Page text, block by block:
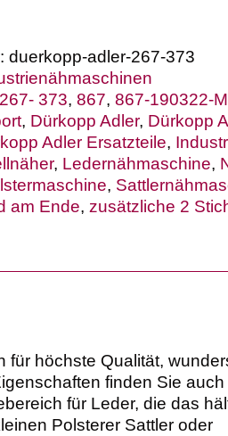
duerkopp-adler-267-373
267- 373, 867, 867-190322-M
, Dürkopp Adler, Dürkopp
Adler Ersatzteile,
, Ledernähmaschine,
,
am Ende, zusätzliche 2
für höchste Qualität,
finden Sie
für Leder, die das
Polsterer Sattler oder